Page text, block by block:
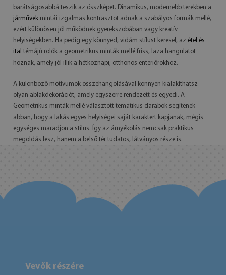
barátságosabbá teszik az összképet. Dinamikus, modernebb terekben a
járművek mintái izgalmas kontrasztot adnak a szabályos formák mellé,
ezért különösen jól működnek gyerekszobában vagy kreatív
helyiségekben. Ha pedig egy könnyed, vidám stílust keresel, az étel és
ital témájú rolók a geometrikus minták mellé friss, laza hangulatot
hoznak, amely jól illik a hétköznapi, otthonos enteriőrökhöz.
A különböző motívumok összehangolásával könnyen kialakíthatsz
olyan ablakdekorációt, amely egyszerre rendezett és egyedi. A
Geometrikus minták mellé választott tematikus darabok segítenek
abban, hogy a lakás egyes helyiségei saját karaktert kapjanak, mégis
egységes maradjon a stílus. Így az árnyékolás nemcsak praktikus
megoldás lesz, hanem a belső tér tudatos, látványos része is.
Vevők részére